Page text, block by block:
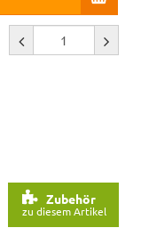
Zubehör
zu diesem Artikel